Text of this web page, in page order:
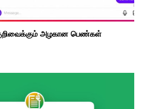
அழகான பெண்கள்